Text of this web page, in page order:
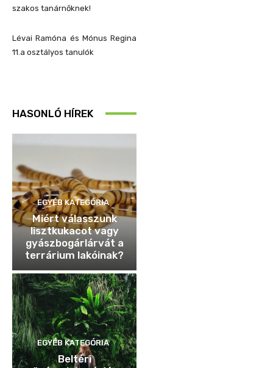
szakos tanárnőknek!
Lévai Ramóna és Mónus Regina
11.a osztályos tanulók
HASONLÓ HÍREK
EGYÉB KATEGÓRIA
Miért válasszunk
lisztkukacot vagy
gyászbogárlárvát a
terrárium lakóinak?
EGYÉB KATEGÓRIA
Beltéri